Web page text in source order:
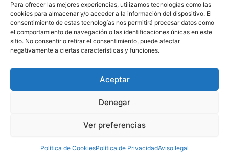
Para ofrecer las mejores experiencias, utilizamos tecnologías como las
cookies para almacenar y/o acceder a la información del dispositivo. El
consentimiento de estas tecnologías nos permitirá procesar datos como
el comportamiento de navegación o las identificaciones únicas en este
sitio. No consentir o retirar el consentimiento, puede afectar
negativamente a ciertas características y funciones.
Aceptar
Denegar
Ver preferencias
Política de CookiesPolítica de PrivacidadAviso legal
masa en la bandeja del horno con papel vegetal y luego
los corté en cuadrados…….
Fuente:Las recetas de Pipi
ANTERIOR SIGUIENTE